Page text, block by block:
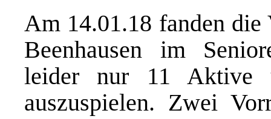
Am 14.01.18 fanden die
Beenhausen im
leider nur 11 Aktive
auszuspielen. Zwei